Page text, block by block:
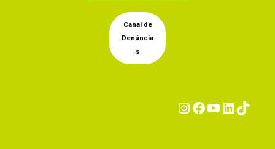
Canal de
Denúncia
s
Instagram
Facebook